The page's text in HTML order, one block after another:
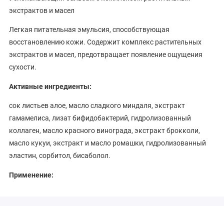
экстрактов и масел
Легкая питательная эмульсия, способствующая
восстановлению кожи. Содержит комплекс растительных
экстрактов и масел, предотвращает появление ощущения
сухости.
Активные ингредиенты:
сок листьев алое, масло сладкого миндаля, экстракт
гамамелиса, лизат бифидобактерий, гидролизованный
коллаген, масло красного винограда, экстракт брокколи,
масло кукуи, экстракт и масло ромашки, гидролизованный
эластин, сорбитол, бисаболол.
Применение: